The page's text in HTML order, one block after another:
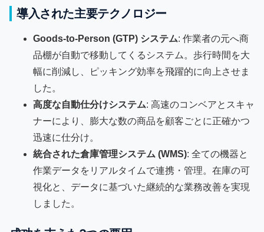
導入された主要テクノロジー
Goods-to-Person (GTP) システム: 作業者の元へ商
品棚が自動で移動してくるシステム。歩行時間を大
幅に削減し、ピッキング効率を飛躍的に向上させま
した。
高度な自動仕分けシステム: 高速のコンベアとスキャ
ナーにより、膨大な数の商品を顧客ごとに正確かつ
迅速に仕分け。
統合された倉庫管理システム (WMS): 全ての機器と
作業データをリアルタイムで連携・管理。在庫の可
視化と、データに基づいた継続的な業務改善を実現
しました。